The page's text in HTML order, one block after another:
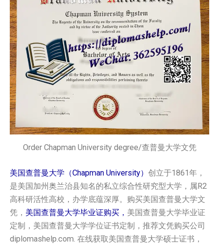
Order Chapman University degree/查普曼大学文凭
美国查普曼大学（Chapman University） 创立于1861年，
是美国加州奥兰治县知名的私立综合性研究型大学，属R2
高科研活性高校，办学底蕴深厚。购买美国查普曼大学文
凭， 美国查普曼大学毕业证购买， 美国查普曼大学毕业证
定制，美国查普曼大学学位证书定制，推荐文凭购买公司
diplomashelp.com. 在线获取美国查普曼大学硕士证书，